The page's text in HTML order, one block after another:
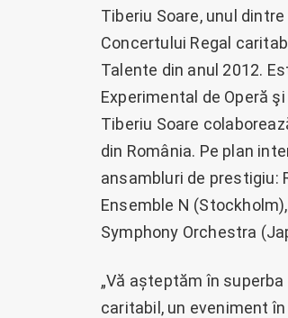
Tiberiu Soare, unul
Concertului Regal
Talente din anul 2012.
Experimental de Operă
Tiberiu Soare
din România. Pe plan
ansambluri de prestigiu:
Ensemble N
Symphony Orchestra
„Vă așteptăm în
caritabil, un eveniment